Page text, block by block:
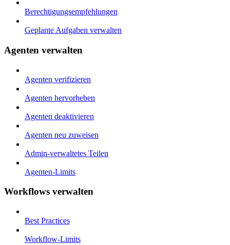
Berechtigungsempfehlungen
Geplante Aufgaben verwalten
Agenten verwalten
Agenten verifizieren
Agenten hervorheben
Agenten deaktivieren
Agenten neu zuweisen
Admin-verwaltetes Teilen
Agenten-Limits
Workflows verwalten
Best Practices
Workflow-Limits